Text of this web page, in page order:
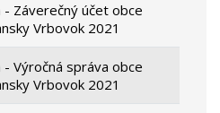
- Záverečný účet obce
Vrbovok 2021
- Výročná správa obce
Vrbovok 2021